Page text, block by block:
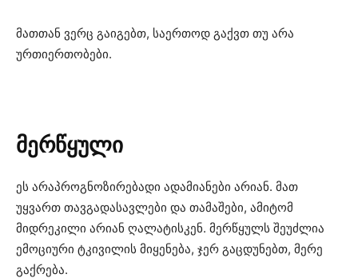
მათთან ვერც გაიგებთ, საერთოდ გაქვთ თუ არა
ურთიერთობები.
მერწყული
ეს არაპროგნოზირებადი ადამიანები არიან. მათ
უყვართ თავგადასავლები და თამაშები, ამიტომ
მიდრეკილი არიან ღალატისკენ. მერწყულს შეუძლია
ემოციური ტკივილის მიყენება, ჯერ გაცდუნებთ, მერე
გაქრება.